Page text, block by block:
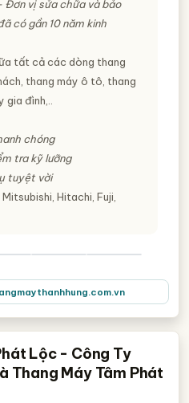
Đơn vị sửa chữa và bảo
có gần 10 năm kinh
tất cả các dòng thang
thang máy ô tô, thang
gia đình,..
chóng
tra kỹ lưỡng
tuyệt vời
Mitsubishi, Hitachi, Fuji,
Lộc - Công Ty
Thang Máy Tâm Phát